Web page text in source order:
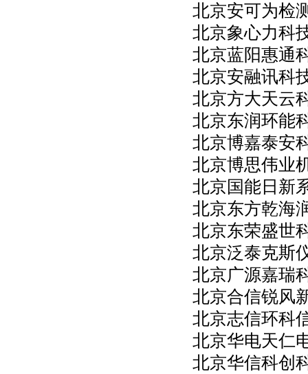
北京安可为检
北京象心力科
北京蓝阳惠通
北京安融讯科
北京方大天云
北京东润环能
北京博嘉泰安
北京博思伟业
北京国能日新
北京东方乾海
北京东荣盛世
北京泛泰克斯
北京广源嘉瑞
北京合信锐风
北京志信环科
北京华电天仁
北京华信科创